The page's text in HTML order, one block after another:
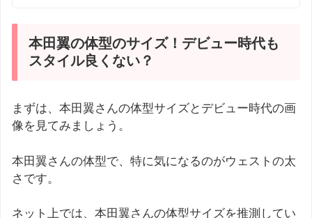
本田翼の体型のサイズ！デビュー時代も
スタイル良くない？
まずは、本田翼さんの体型サイズとデビュー時代の画
像を見てみましょう。
本田翼さんの体型で、特に気になるのがウェストの太
さです。
ネット上では、本田翼さんの体型サイズを推測してい